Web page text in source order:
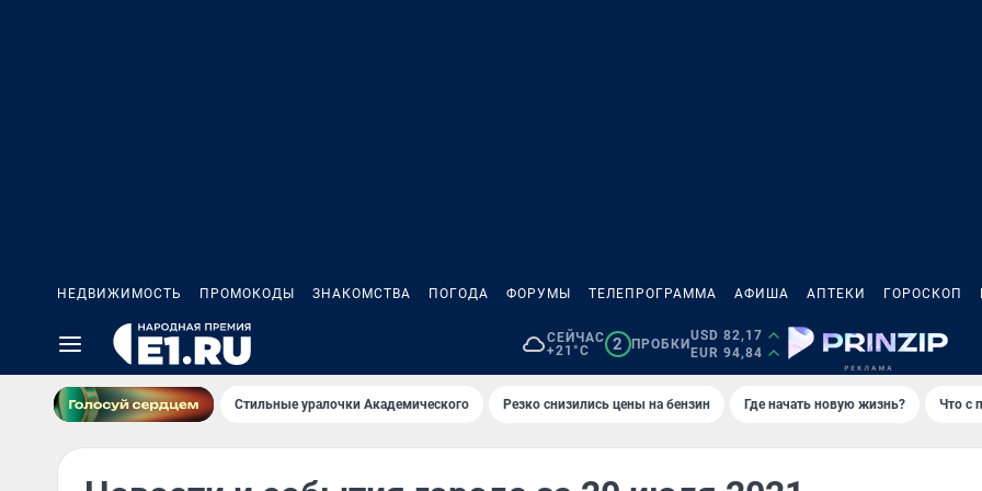
НЕДВИЖИМОСТЬ ПРОМОКОДЫ ЗНАКОМСТВА ПОГОДА ФОРУМЫ ТЕЛЕПРОГРАММА АФИША АПТЕКИ ГОРОСКОП
СЕЙЧАС
+21°C
2 ПРОБКИ
USD 82,17
EUR 94,84
Стильные уралочки Академического Резко снизились цены на бензин Где начать новую жизнь? Что с